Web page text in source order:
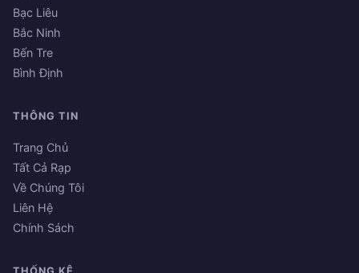
Bạc Liêu
Bắc Ninh
Bến Tre
Bình Định
THÔNG TIN
Trang Chủ
Tất Cả Rạp
Về Chúng Tôi
Liên Hệ
Chính Sách